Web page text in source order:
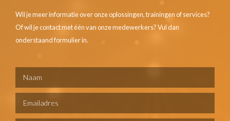
Wil je meer informatie over onze oplossingen, trainingen of services?
Of wil je contact met één van onze medewerkers? Vul dan
onderstaand formulier in.